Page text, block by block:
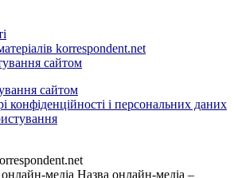
korrespondent.net
сайтом
сайтом
конфіденційності і персональних даних
медіа Назва онлайн-медіа –